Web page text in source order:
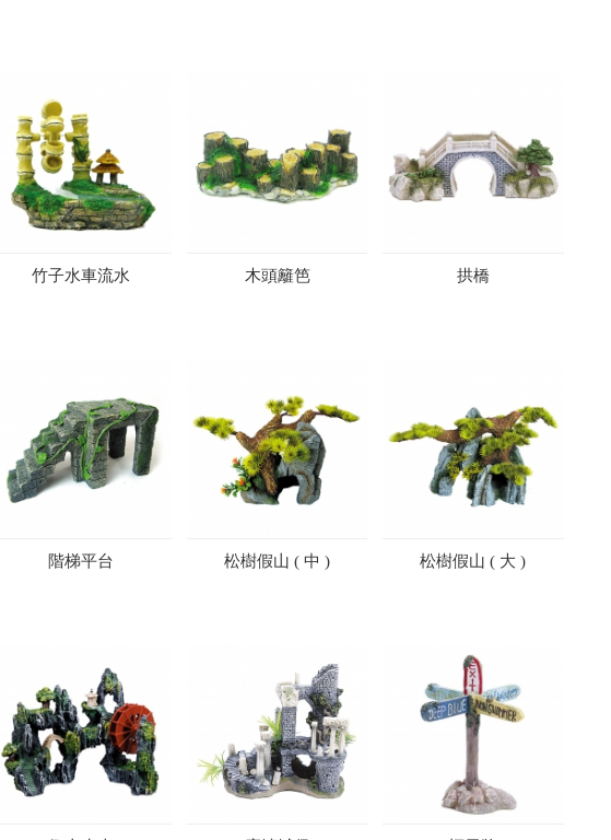
竹子水車流水 木頭籬笆 拱橋
階梯平台 松樹假山 ( 中 ) 松樹假山 ( 大 )